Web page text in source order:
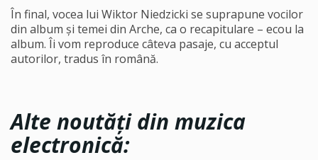
În final, vocea lui Wiktor Niedzicki se suprapune vocilor
din album și temei din Arche, ca o recapitulare – ecou la
album. Îi vom reproduce câteva pasaje, cu acceptul
autorilor, tradus în română.
Alte noutăți din muzica
electronică: